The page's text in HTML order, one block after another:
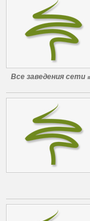
Все заведения сети